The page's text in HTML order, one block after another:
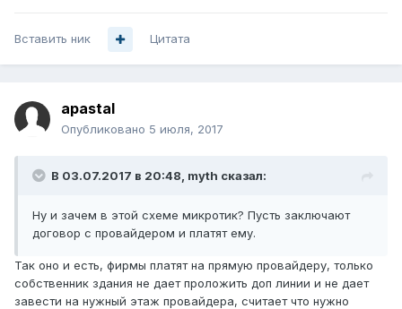
Вставить ник Цитата
apastal
Опубликовано 5 июля, 2017
В 03.07.2017 в 20:48, myth сказал:
Ну и зачем в этой схеме микротик? Пусть заключают
договор с провайдером и платят ему.
Так оно и есть, фирмы платят на прямую провайдеру, только
собственник здания не дает проложить доп линии и не дает
завести на нужный этаж провайдера, считает что нужно